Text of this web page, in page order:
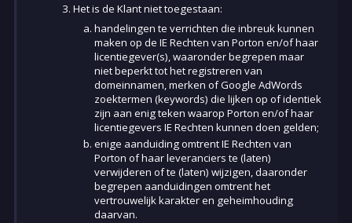
Het is de Klant niet toegestaan:
handelingen te verrichten die inbreuk kunnen
maken op de IE Rechten van Porton en/of haar
licentiegever(s), waaronder begrepen maar
niet beperkt tot het registreren van
domeinnamen, merken of Google AdWords
zoektermen (keywords) die lijken op of identiek
zijn aan enig teken waarop Porton en/of haar
licentiegevers IE Rechten kunnen doen gelden;
enige aanduiding omtrent IE Rechten van
Porton of haar leveranciers te (laten)
verwijderen of te (laten) wijzigen, daaronder
begrepen aanduidingen omtrent het
vertrouwelijk karakter en geheimhouding
daarvan.